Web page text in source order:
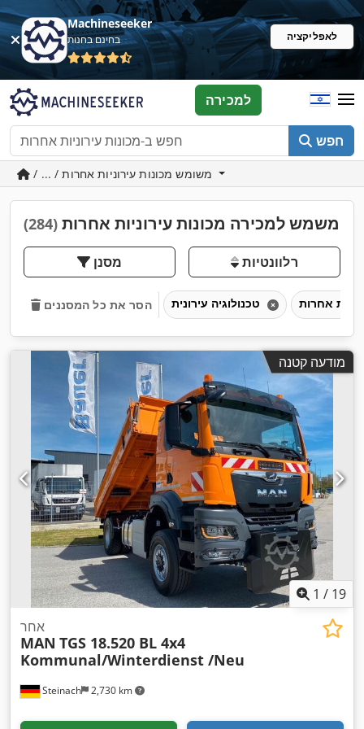
Machineseeker
בחינם בחנות לאפליקציה
חפש
למכירה
משמש למכירה מכונות עירוניות אחרות (284)
מסנן רלוונטיות
הסר את כל המסננים
מודעה קטנה
1 / 19
Steinach 2,730 km
אחר
MAN TGS 18.520 BL 4x4
Kommunal/Winterdienst /Neu